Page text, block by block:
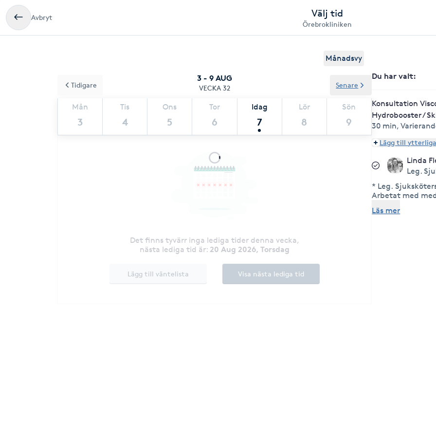
Avbryt Välj tid
Örebrokliniken
Månadsvy
3 - 9 AUG
VECKA 32
Mån
3
Tis
4
Ons
5
Tor
6
Idag
7
Lör
8
Sön
9
Tidigare Senare
Det finns tyvärr inga lediga tider denna vecka,
nästa lediga tid är: 20 Aug 2026, Torsdag
Lägg till väntelista Visa nästa lediga tid
Du har valt:
Konsultation
Hydrobooster /
30 min,
Lägg till
Linda
Leg.
* Leg.
Arbetat med
medlem i RFEM
Läs mer